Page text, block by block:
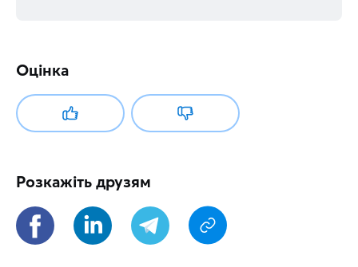
Оцінка
Розкажіть друзям